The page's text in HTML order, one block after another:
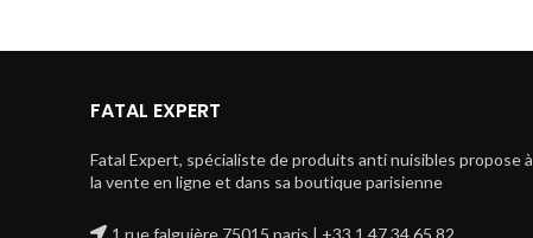
FATAL EXPERT
Fatal Expert, spécialiste de produits anti nuisibles propose à
la vente en ligne et dans sa boutique parisienne
1 rue falguière 75015 paris | +33 1 47 34 65 82